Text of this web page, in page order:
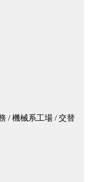
/ 機械系工場 / 交替